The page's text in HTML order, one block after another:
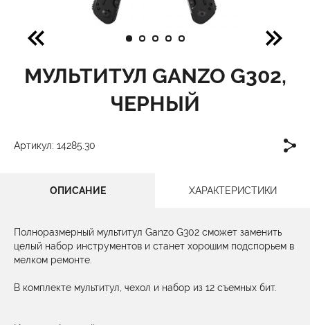
МУЛЬТИТУЛ GANZO G302,
ЧЕРНЫЙ
Артикул: 14285.30
ОПИСАНИЕ ХАРАКТЕРИСТИКИ
Полноразмерный мультитул Ganzo G302 сможет заменить
целый набор инструментов и станет хорошим подспорьем в
мелком ремонте.
В комплекте мультитул, чехол и набор из 12 съемных бит.